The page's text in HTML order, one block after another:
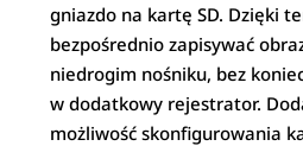
gniazdo na kartę SD. Dzięki
bezpośrednio zapisywać
niedrogim nośniku, bez
w dodatkowy rejestrator.
możliwość skonfigurowania